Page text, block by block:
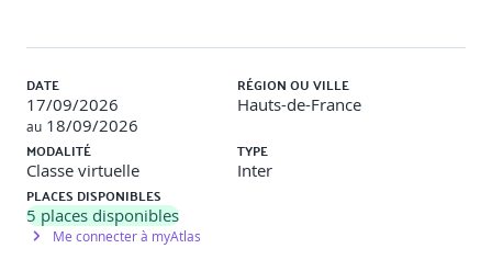
DATE
17/09/2026
au 18/09/2026
RÉGION OU VILLE
Hauts-de-France
MODALITÉ
Classe virtuelle
TYPE
Inter
PLACES DISPONIBLES
5 places disponibles
Me connecter à myAtlas